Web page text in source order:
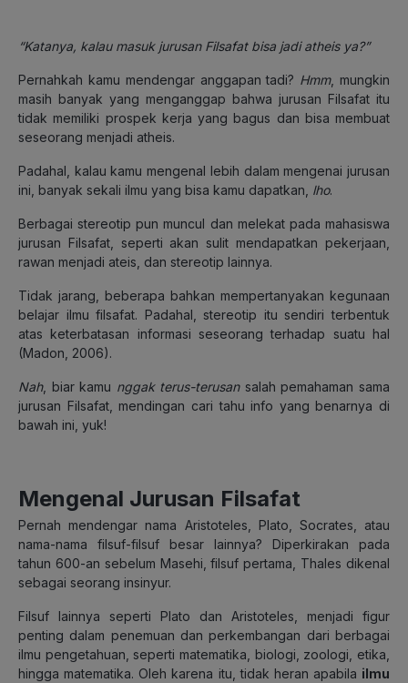
“Katanya, kalau masuk jurusan Filsafat bisa jadi atheis ya?”
Pernahkah kamu mendengar anggapan tadi? Hmm, mungkin
masih banyak yang menganggap bahwa jurusan Filsafat itu
tidak memiliki prospek kerja yang bagus dan bisa membuat
seseorang menjadi atheis.
Padahal, kalau kamu mengenal lebih dalam mengenai jurusan
ini, banyak sekali ilmu yang bisa kamu dapatkan, lho.
Berbagai stereotip pun muncul dan melekat pada mahasiswa
jurusan Filsafat, seperti akan sulit mendapatkan pekerjaan,
rawan menjadi ateis, dan stereotip lainnya.
Tidak jarang, beberapa bahkan mempertanyakan kegunaan
belajar ilmu filsafat. Padahal, stereotip itu sendiri terbentuk
atas keterbatasan informasi seseorang terhadap suatu hal
(Madon, 2006).
Nah, biar kamu nggak terus-terusansalah pemahaman sama
jurusan Filsafat, mendingan cari tahu info yang benarnya di
bawah ini, yuk!
Mengenal Jurusan Filsafat
Pernah mendengar nama Aristoteles, Plato, Socrates, atau
nama-nama filsuf-filsuf besar lainnya? Diperkirakan pada
tahun 600-an sebelum Masehi, filsuf pertama, Thales dikenal
sebagai seorang insinyur.
Filsuf lainnya seperti Plato dan Aristoteles, menjadi figur
penting dalam penemuan dan perkembangan dari berbagai
ilmu pengetahuan, seperti matematika, biologi, zoologi, etika,
hingga matematika. Oleh karena itu, tidak heran apabila ilmu